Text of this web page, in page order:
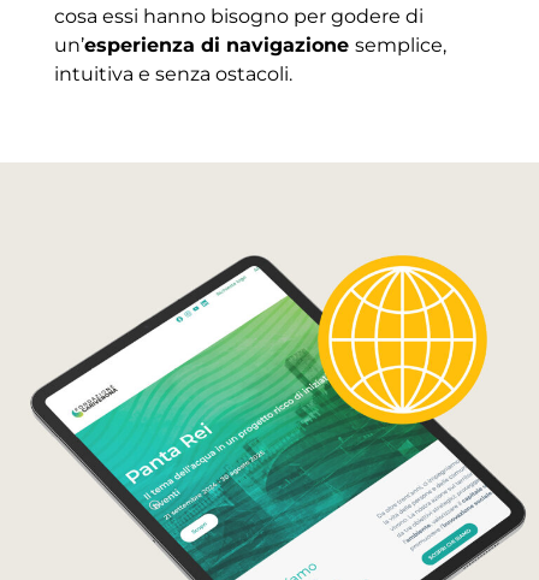
cosa essi hanno bisogno per godere di
un’esperienza di navigazione semplice,
intuitiva e senza ostacoli.